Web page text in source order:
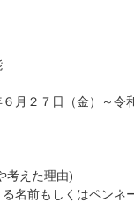
月２７日（金）～令
考えた理由)
名前もしくはペンネ